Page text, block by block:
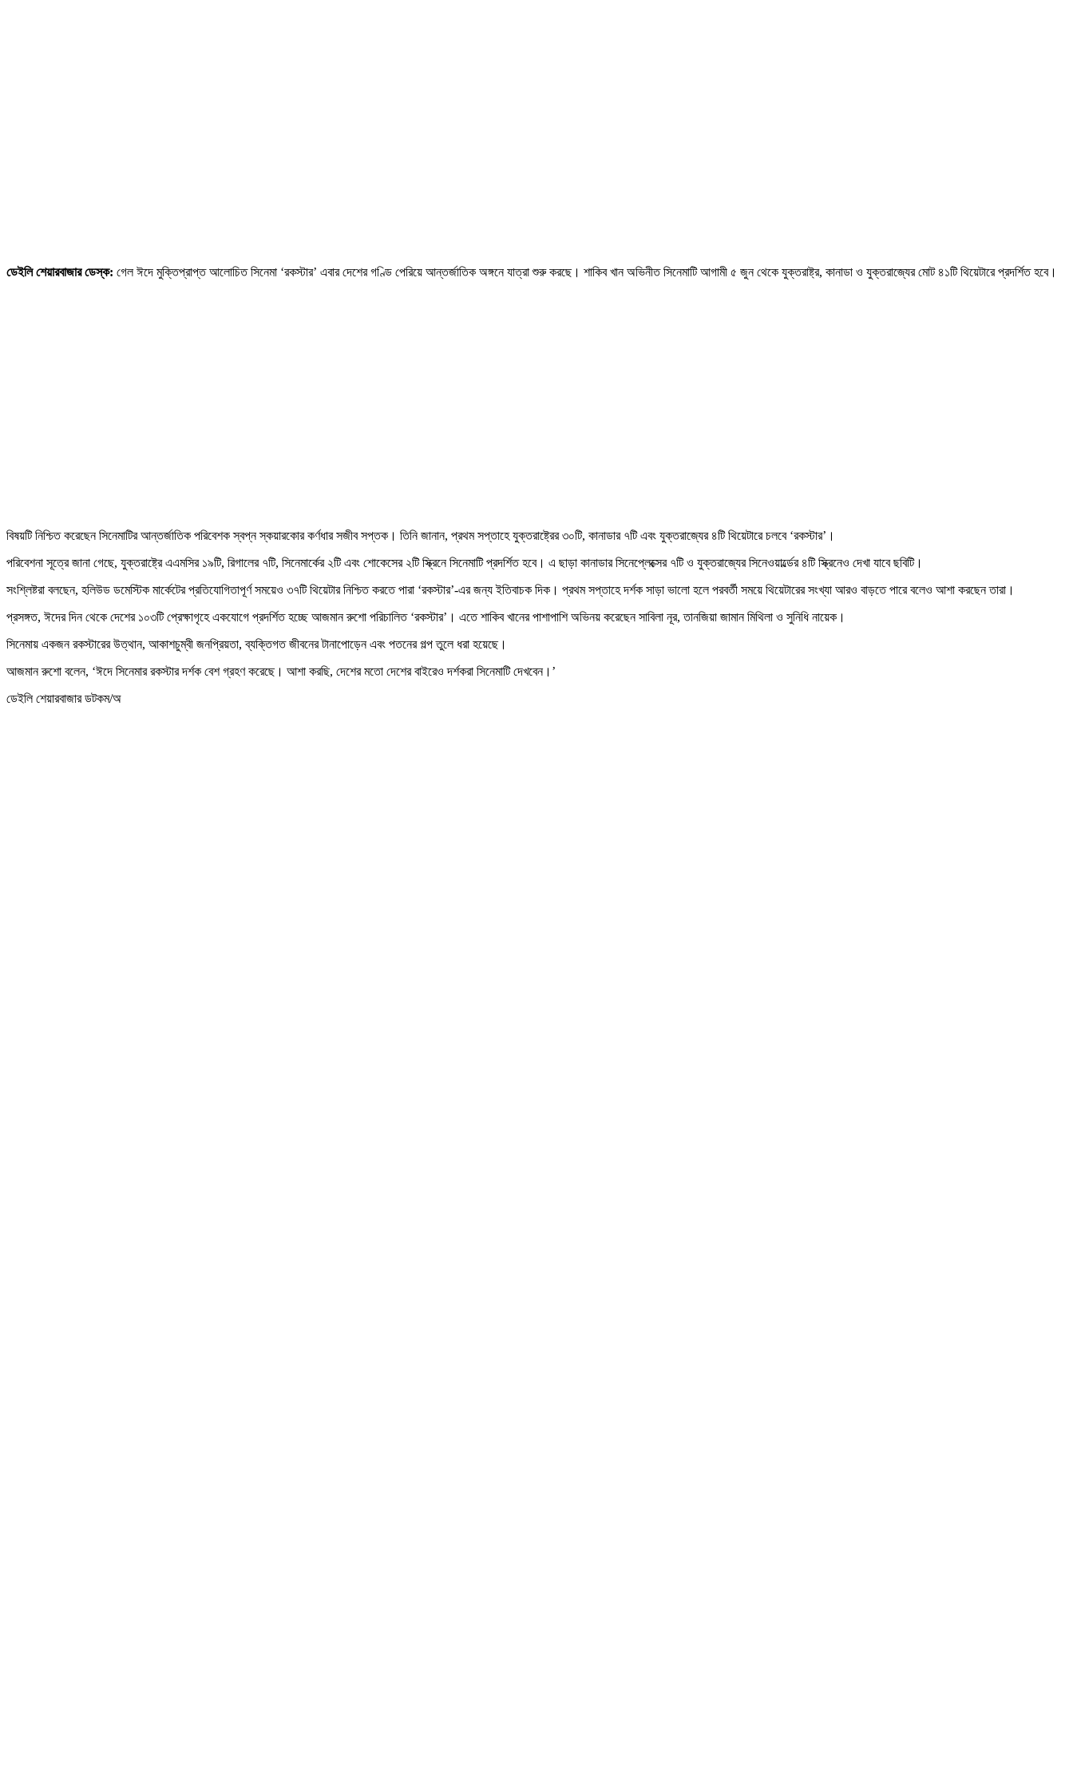
ডেইলি শেয়ারবাজার ডেস্ক: গেল ঈদে মুক্তিপ্রাপ্ত আলোচিত সিনেমা ‘রকস্টার’ এবার দেশের গণ্ডি পেরিয়ে আন্তর্জাতিক অঙ্গনে যাত্রা শুরু করছে। শাকিব খান অভিনীত সিনেমাটি আগামী ৫ জুন থেকে যুক্তরাষ্ট্র, কানাডা ও যুক্তরাজ্যের মোট ৪১টি থিয়েটারে প্রদর্শিত হবে।
বিষয়টি নিশ্চিত করেছেন সিনেমাটির আন্তর্জাতিক পরিবেশক স্বপ্ন স্কয়ারকোর কর্ণধার সজীব সপ্তক। তিনি জানান, প্রথম সপ্তাহে যুক্তরাষ্ট্রের ৩০টি, কানাডার ৭টি এবং যুক্তরাজ্যের ৪টি থিয়েটারে চলবে ‘রকস্টার’।
পরিবেশনা সূত্রে জানা গেছে, যুক্তরাষ্ট্রে এএমসির ১৯টি, রিগালের ৭টি, সিনেমার্কের ২টি এবং শোকেসের ২টি স্ক্রিনে সিনেমাটি প্রদর্শিত হবে। এ ছাড়া কানাডার সিনেপ্লেক্সের ৭টি ও যুক্তরাজ্যের সিনেওয়ার্ল্ডের ৪টি স্ক্রিনেও দেখা যাবে ছবিটি।
সংশ্লিষ্টরা বলছেন, হলিউড ডমেস্টিক মার্কেটের প্রতিযোগিতাপূর্ণ সময়েও ৩৭টি থিয়েটার নিশ্চিত করতে পারা ‘রকস্টার’-এর জন্য ইতিবাচক দিক। প্রথম সপ্তাহে দর্শক সাড়া ভালো হলে পরবর্তী সময়ে থিয়েটারের সংখ্যা আরও বাড়তে পারে বলেও আশা করছেন তারা।
প্রসঙ্গত, ঈদের দিন থেকে দেশের ১০৩টি প্রেক্ষাগৃহে একযোগে প্রদর্শিত হচ্ছে আজমান রুশো পরিচালিত ‘রকস্টার’। এতে শাকিব খানের পাশাপাশি অভিনয় করেছেন সাবিলা নূর, তানজিয়া জামান মিথিলা ও সুনিধি নায়েক।
সিনেমায় একজন রকস্টারের উত্থান, আকাশচুম্বী জনপ্রিয়তা, ব্যক্তিগত জীবনের টানাপোড়েন এবং পতনের গল্প তুলে ধরা হয়েছে।
আজমান রুশো বলেন, ‘ঈদে সিনেমার রকস্টার দর্শক বেশ গ্রহণ করেছে। আশা করছি, দেশের মতো দেশের বাইরেও দর্শকরা সিনেমাটি দেখবেন।’
ডেইলি শেয়ারবাজার ডটকম/অ